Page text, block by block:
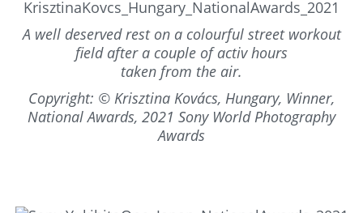
A well deserved rest on a colourful street workout
field after a couple of activ hours
taken from the air.
Copyright: © Krisztina Kovács, Hungary, Winner,
National Awards, 2021 Sony World Photography
Awards